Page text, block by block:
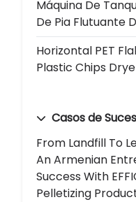
Máquina De
De Pia Flutuante
Horizontal PET
Plastic Chips
Casos de
From Landfill To
An Armenian
Success With
Pelletizing